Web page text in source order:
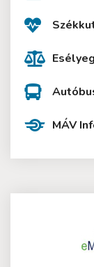
MÁV